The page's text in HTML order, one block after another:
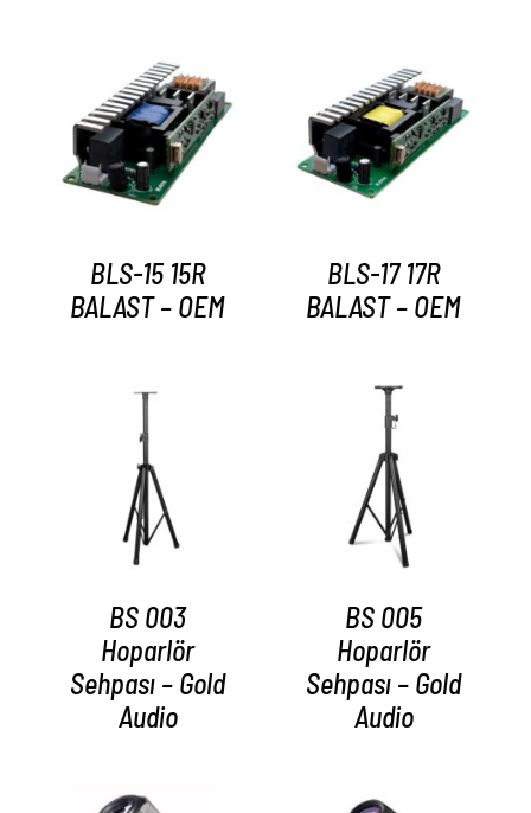
AYRINTILAR
BLS-15 15R
BALAST – OEM
AYRINTILAR
BLS-17 17R
BALAST – OEM
AYRINTILAR
BS 003
Hoparlör
Sehpası – Gold
Audio
AYRINTILAR
BS 005
Hoparlör
Sehpası – Gold
Audio